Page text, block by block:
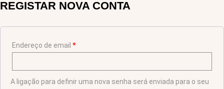
REGISTAR NOVA CONTA
Endereço de email *
A ligação para definir uma nova senha será enviada para o seu